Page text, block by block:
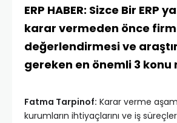
ERP HABER: Sizce Bir ERP
karar vermeden önce
değerlendirmesi ve
gereken en önemli 3 konu
Fatma Tarpinof: Karar verme
kurumların ihtiyaçlarını ve iş